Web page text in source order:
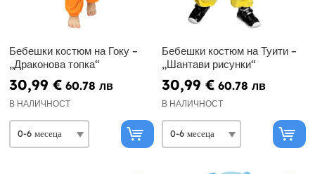
Бебешки костюм на Гоку –
„Драконова топка“
30,99 € 60.78 лв
В НАЛИЧНОСТ
Бебешки костюм на Туити –
„Шантави рисунки“
30,99 € 60.78 лв
В НАЛИЧНОСТ